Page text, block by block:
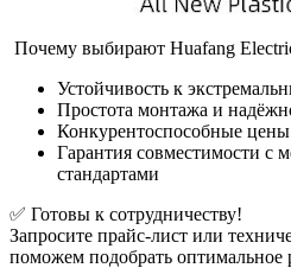
Почему выбирают Huafang
Устойчивость к
Простота монтажа и
Конкурентоспособные цены
Гарантия совместимости с
стандартами
✅ Готовы к сотрудничеству!
Запросите прайс-лист или
поможем подобрать оптимальное